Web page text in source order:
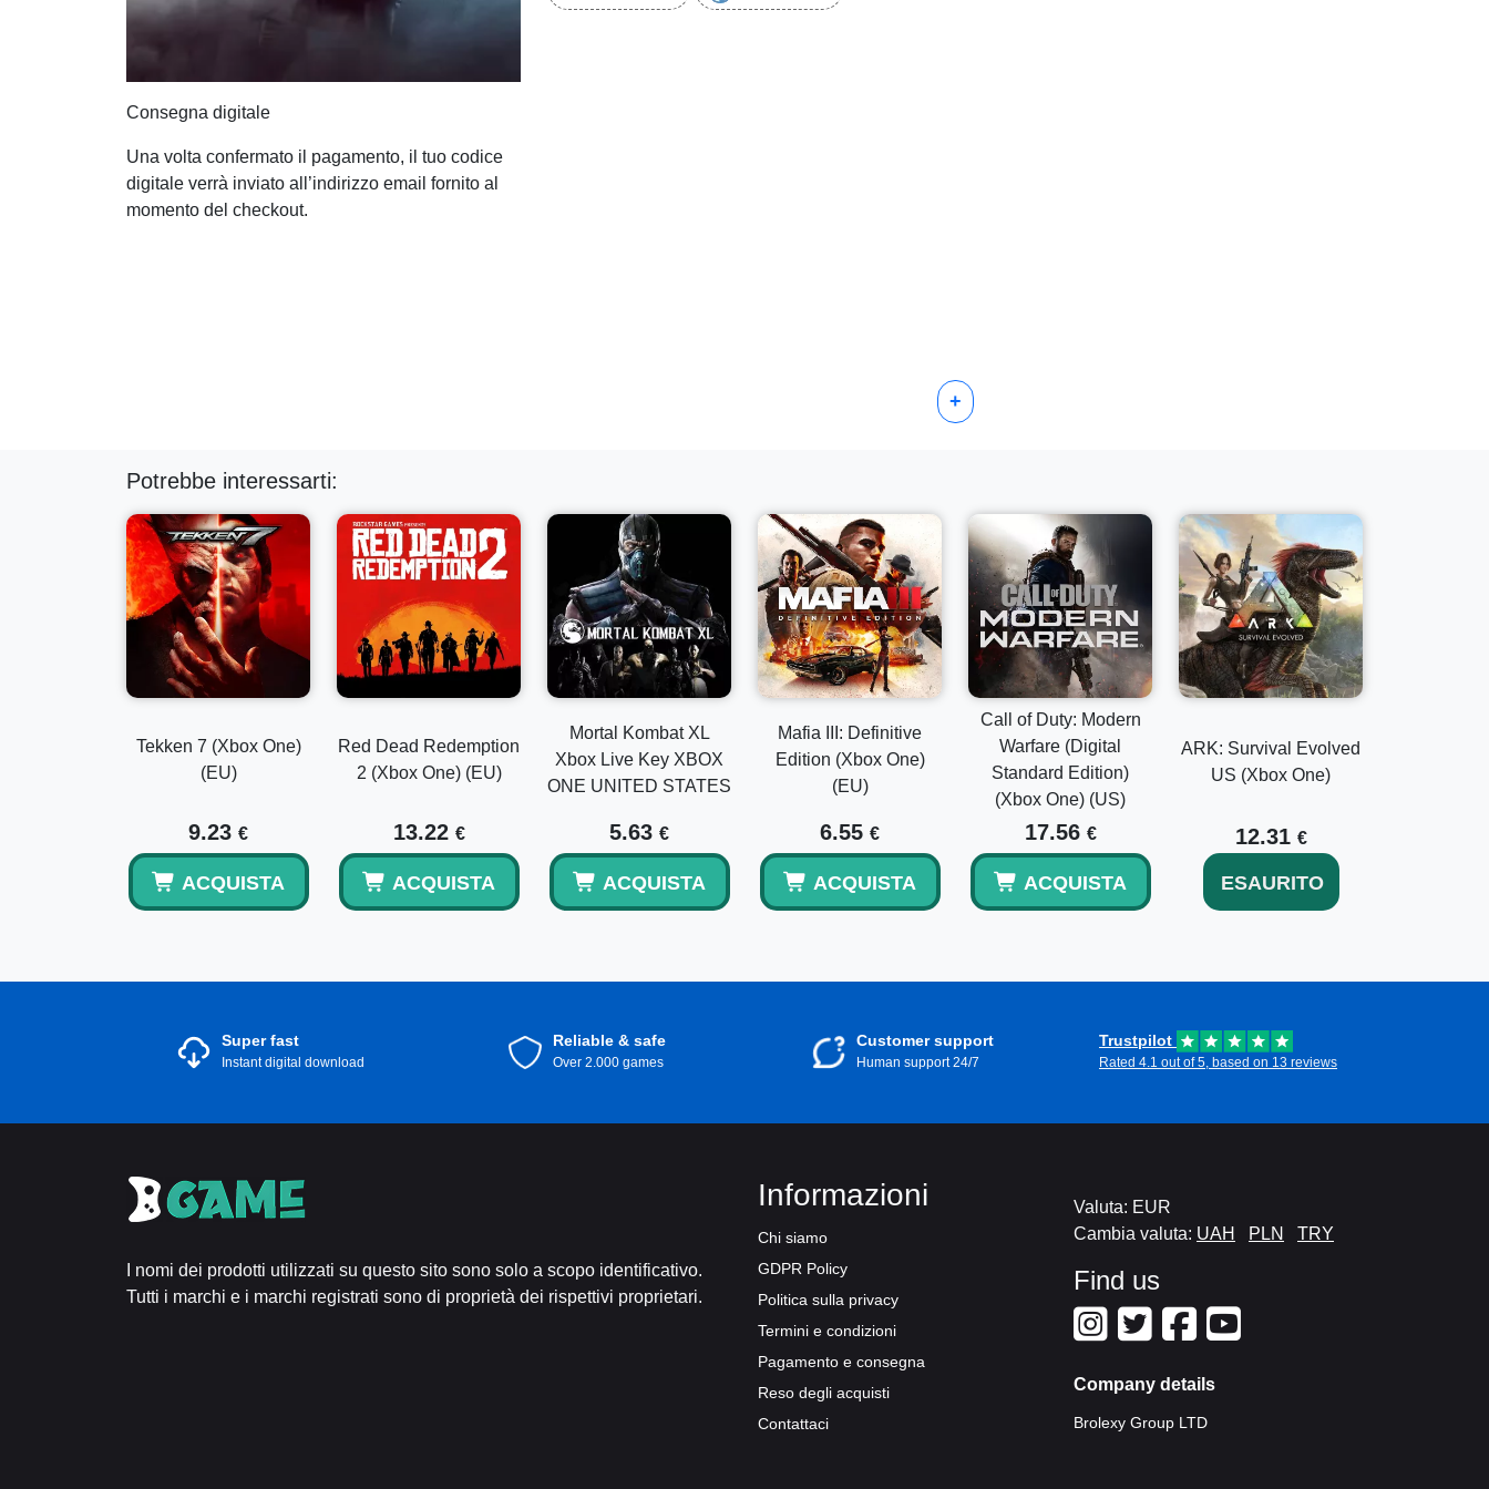
Consegna digitale
Una volta confermato il pagamento, il tuo codice
digitale verrà inviato all’indirizzo email fornito al
momento del checkout.
+
Potrebbe interessarti:
Tekken 7 (Xbox One)
(EU)
9.23 €
ACQUISTA
Red Dead Redemption
2 (Xbox One) (EU)
13.22 €
ACQUISTA
Mortal Kombat XL
Xbox Live Key XBOX
ONE UNITED STATES
5.63 €
ACQUISTA
Mafia III: Definitive
Edition (Xbox One)
(EU)
6.55 €
ACQUISTA
Call of Duty: Modern
Warfare (Digital
Standard Edition)
(Xbox One) (US)
17.56 €
ACQUISTA
ARK: Survival Evolved
US (Xbox One)
12.31 €
ESAURITO
Super fast
Instant digital download
Reliable & safe
Over 2.000 games
Customer support
Human support 24/7
Trustpilot
Rated 4.1 out of 5, based on 13 reviews
I nomi dei prodotti utilizzati su questo sito sono solo a scopo identificativo.
Tutti i marchi e i marchi registrati sono di proprietà dei rispettivi proprietari.
Informazioni
Chi siamo
GDPR Policy
Politica sulla privacy
Termini e condizioni
Pagamento e consegna
Reso degli acquisti
Contattaci
Valuta: EUR
Cambia valuta: UAH PLN TRY
Find us
Company details
Brolexy Group LTD